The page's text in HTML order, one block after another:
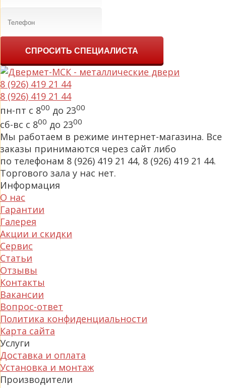
СПРОСИТЬ СПЕЦИАЛИСТА
8 (926) 419 21 44
8 (926) 419 21 44
пн-пт с 800 до 2300
сб-вс с 800 до 2300
Мы работаем в режиме интернет-магазина. Все
заказы принимаются через сайт либо
по телефонам 8 (926) 419 21 44, 8 (926) 419 21 44.
Торгового зала у нас нет.
Информация
О нас
Гарантии
Галерея
Акции и скидки
Сервис
Статьи
Отзывы
Контакты
Вакансии
Вопрос-ответ
Политика конфиденциальности
Карта сайта
Услуги
Доставка и оплата
Установка и монтаж
Производители